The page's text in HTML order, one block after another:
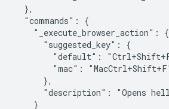
  },
  "commands": {
    "_execute_browser_action": {
      "suggested_key": {
"default":
"mac":
      },
"description": "Opens
    }